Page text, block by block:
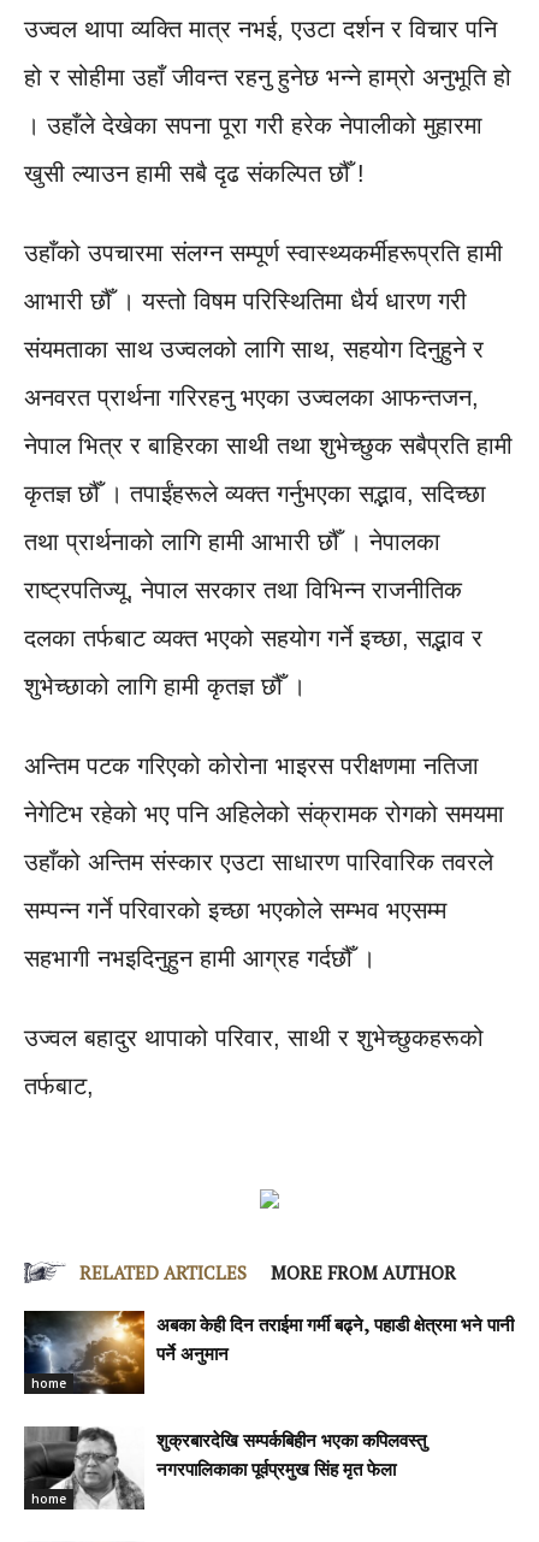
उज्वल थापा व्यक्ति मात्र नभई, एउटा दर्शन र विचार पनि
हो र सोहीमा उहाँ जीवन्त रहनु हुनेछ भन्ने हाम्रो अनुभूति हो
। उहाँले देखेका सपना पूरा गरी हरेक नेपालीको मुहारमा
खुसी ल्याउन हामी सबै दृढ संकल्पित छौँ !
उहाँको उपचारमा संलग्न सम्पूर्ण स्वास्थ्यकर्मीहरूप्रति हामी
आभारी छौँ । यस्तो विषम परिस्थितिमा धैर्य धारण गरी
संयमताका साथ उज्वलको लागि साथ, सहयोग दिनुहुने र
अनवरत प्रार्थना गरिरहनु भएका उज्वलका आफन्तजन,
नेपाल भित्र र बाहिरका साथी तथा शुभेच्छुक सबैप्रति हामी
कृतज्ञ छौँ । तपाईंहरूले व्यक्त गर्नुभएका सद्भाव, सदिच्छा
तथा प्रार्थनाको लागि हामी आभारी छौँ । नेपालका
राष्ट्रपतिज्यू, नेपाल सरकार तथा विभिन्न राजनीतिक
दलका तर्फबाट व्यक्त भएको सहयोग गर्ने इच्छा, सद्भाव र
शुभेच्छाको लागि हामी कृतज्ञ छौँ ।
अन्तिम पटक गरिएको कोरोना भाइरस परीक्षणमा नतिजा
नेगेटिभ रहेको भए पनि अहिलेको संक्रामक रोगको समयमा
उहाँको अन्तिम संस्कार एउटा साधारण पारिवारिक तवरले
सम्पन्न गर्ने परिवारको इच्छा भएकोले सम्भव भएसम्म
सहभागी नभइदिनुहुन हामी आग्रह गर्दछौँ ।
उज्वल बहादुर थापाको परिवार, साथी र शुभेच्छुकहरूको
तर्फबाट,
RELATED ARTICLES MORE FROM AUTHOR
home
अबका केही दिन तराईमा गर्मी बढ्ने, पहाडी क्षेत्रमा भने पानी
पर्ने अनुमान
home
शुक्रबारदेखि सम्पर्कबिहीन भएका कपिलवस्तु
नगरपालिकाका पूर्वप्रमुख सिंह मृत फेला